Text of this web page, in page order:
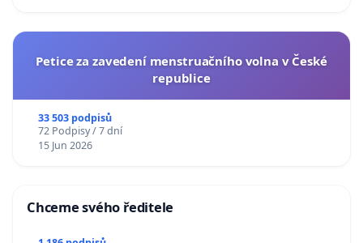
Petice za zavedení menstruačního volna v České
republice
33 503 podpisů
72 Podpisy / 7 dní
15 Jun 2026
Chceme svého ředitele